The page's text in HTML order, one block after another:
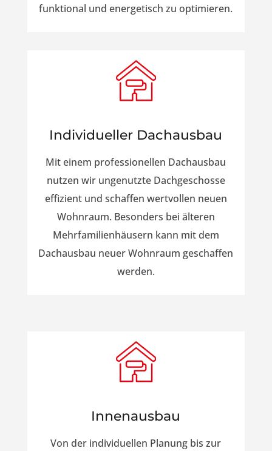
funktional und energetisch zu optimieren.
Individueller Dachausbau
Mit einem professionellen Dachausbau
nutzen wir ungenutzte Dachgeschosse
effizient und schaffen wertvollen neuen
Wohnraum. Besonders bei älteren
Mehrfamilienhäusern kann mit dem
Dachausbau neuer Wohnraum geschaffen
werden.
Innenausbau
Von der individuellen Planung bis zur